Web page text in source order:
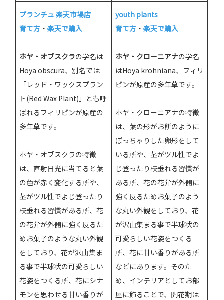
プランチュ 楽天市場店
育て方 ・楽天で購入
ホヤ・オブスクラの学名は
Hoya obscura、別名では
「レッド・ワックスプラン
ト(Red Wax Plant)」とも呼
ばれるフィリピンが原産の
多年草です。
ホヤ・オブスクラの特徴
は、直射日光に当てると葉
の色が赤く変化する所や、
茎がツル性でよじ登ったり
枝垂れる習慣がある所、花
の花弁が外側に強く反るた
めお菓子のような丸い外観
をしており、花が沢山集ま
る事で半球状の可愛らしい
花姿をつくる所、花にシナ
モンを思わせる甘い香りが
youth plants
育て方 ・楽天で購入
ホヤ・クローニアナの学名
はHoya krohniana、フィリ
ピンが原産の多年草です。
ホヤ・クローニアナの特徴
は、葉の形がお餅のように
ぽっちゃりした卵形をして
いる所や、茎がツル性でよ
じ登ったり枝垂れる習慣が
ある所、花の花弁が外側に
強く反るためお菓子のよう
な丸い外観をしており、花
が沢山集まる事で半球状の
可愛らしい花姿をつくる
所、花に甘い香りがある所
などにあります。そのた
め、インテリアとしてお部
屋に飾ることで、開花期は